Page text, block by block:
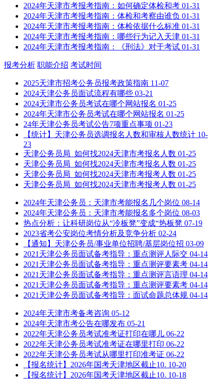
2024年天津市考报考指南：如何确定体检和考 01-31
2024年天津市考报考指南：体检和考察由谁负 01-31
2024年天津市考报考指南：体检依据什么标准 01-31
2024年天津市考报考指南：哪些行为记入天津 01-31
2024年天津市考报考指南：《刑法》对于考试 01-31
报考分析 职能介绍 考试时间
2025天津市招考公务员报考政策指南 11-07
2024天津公务员面试流程有哪些 03-21
2024天津市公务员考试在哪个网站报名 01-25
2024年天津市公务员考试在哪个网站报名 01-25
24年天津公务员考试公告7项重点事项 01-23
【统计】天津公务员选调报名人数和审核人数统计 10-
23
天津公务员局_如何找2024天津市考报名人数 01-25
天津公务员局_如何找2024天津市考报名人数 01-25
天津公务员局_如何找2024天津市考报考人数 01-25
天津公务员局_如何找2024天津市考报考人数 01-25
2024年天津公务员：天津市考能报名几个岗位 08-14
2024年天津公务员：天津市考能报名多个岗位 08-03
热点分析：让科研岗位从“冷板凳”变成“热板凳 07-19
2023省考公安岗位考情分析及竞争分析 02-24
【通知】天津公务员/事业单位招聘/基层岗位招 03-09
2021天津公务员面试备考指导：重点测评人际交 04-14
2021天津公务员面试备考指导：重点测评要素考 04-14
2021天津公务员面试备考指导：重点测评言语理 04-14
2021天津公务员面试备考指导：重点测评要素考 04-14
2021天津公务员面试备考指导：面试命题总体规 04-14
2024年天津市考备考咨询 05-12
2024年天津市考公告在哪发布 05-21
2022年天津公务员考试准考证打印在哪儿 06-22
2022年天津公务员考试准考证在哪里打印 06-22
2022年天津公务员考试从哪里打印准考证 06-22
【报名统计】2026年国考天津地区截止10. 10-20
【报名统计】2026年国考天津地区截止10. 10-18